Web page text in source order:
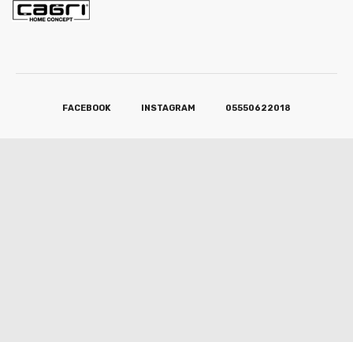
FACEBOOK INSTAGRAM 05550622018